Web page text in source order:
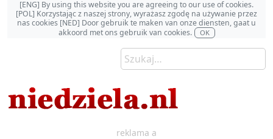
[ENG] By using this website you are agreeing to our use of cookies.
[POL] Korzystając z naszej strony, wyrażasz zgodę na używanie przez
nas cookies [NED] Door gebruik te maken van onze diensten, gaat u
akkoord met ons gebruik van cookies.
OK
reklama a